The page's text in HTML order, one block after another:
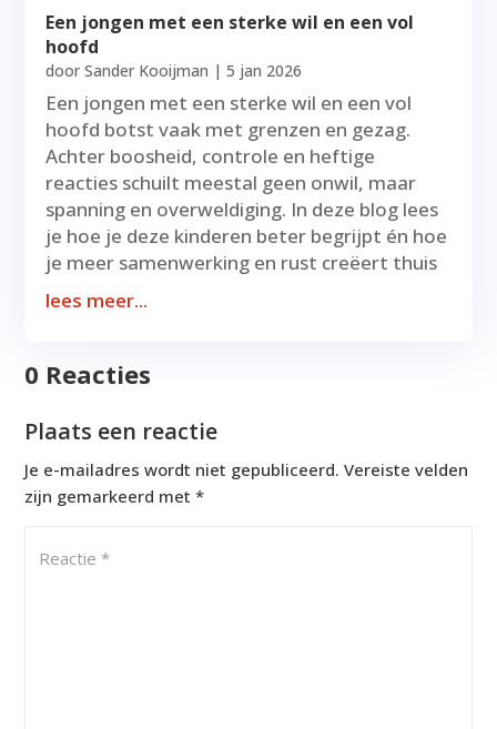
Een jongen met een sterke wil en een vol
hoofd
doorSander Kooijman |5 jan 2026
Een jongen met een sterke wil en een vol
hoofd botst vaak met grenzen en gezag.
Achter boosheid, controle en heftige
reacties schuilt meestal geen onwil, maar
spanning en overweldiging. In deze blog lees
je hoe je deze kinderen beter begrijpt én hoe
je meer samenwerking en rust creëert thuis
lees meer...
0 Reacties
Plaats een reactie
Je e-mailadres wordt niet gepubliceerd. Vereiste velden
zijn gemarkeerd met*